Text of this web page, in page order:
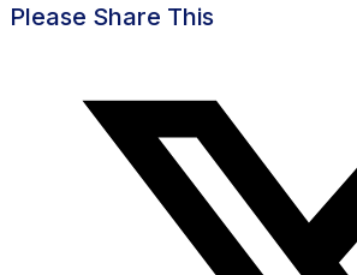
Please Share This